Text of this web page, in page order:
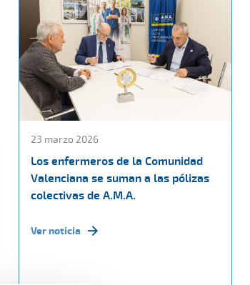
23 marzo 2026
Los enfermeros de la Comunidad
Valenciana se suman a las pólizas
colectivas de A.M.A.
Ver noticia